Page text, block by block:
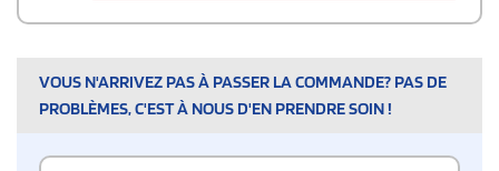
VOUS N'ARRIVEZ PAS À PASSER LA COMMANDE? PAS DE
PROBLÈMES, C'EST À NOUS D'EN PRENDRE SOIN !